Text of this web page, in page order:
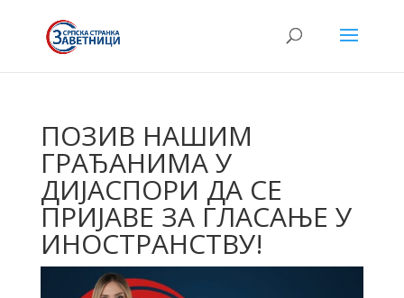
ПОЗИВ НАШИМ
ГРАЂАНИМА У
ДИЈАСПОРИ ДА СЕ
ПРИЈАВЕ ЗА ГЛАСАЊЕ У
ИНОСТРАНСТВУ!